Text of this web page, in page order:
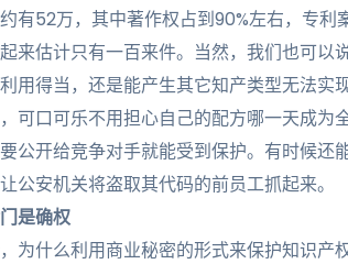
有52万，其中著作权占到90%左右，专利
来估计只有一百来件。当然，我们也可以
用得当，还是能产生其它知产类型无法实
可口可乐不用担心自己的配方哪一天成为
公开给竞争对手就能受到保护。有时候还
公安机关将盗取其代码的前员工抓起来。
是确权
为什么利用商业秘密的形式来保护知识产